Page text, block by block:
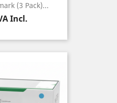
(3 Pack)...
Incl.